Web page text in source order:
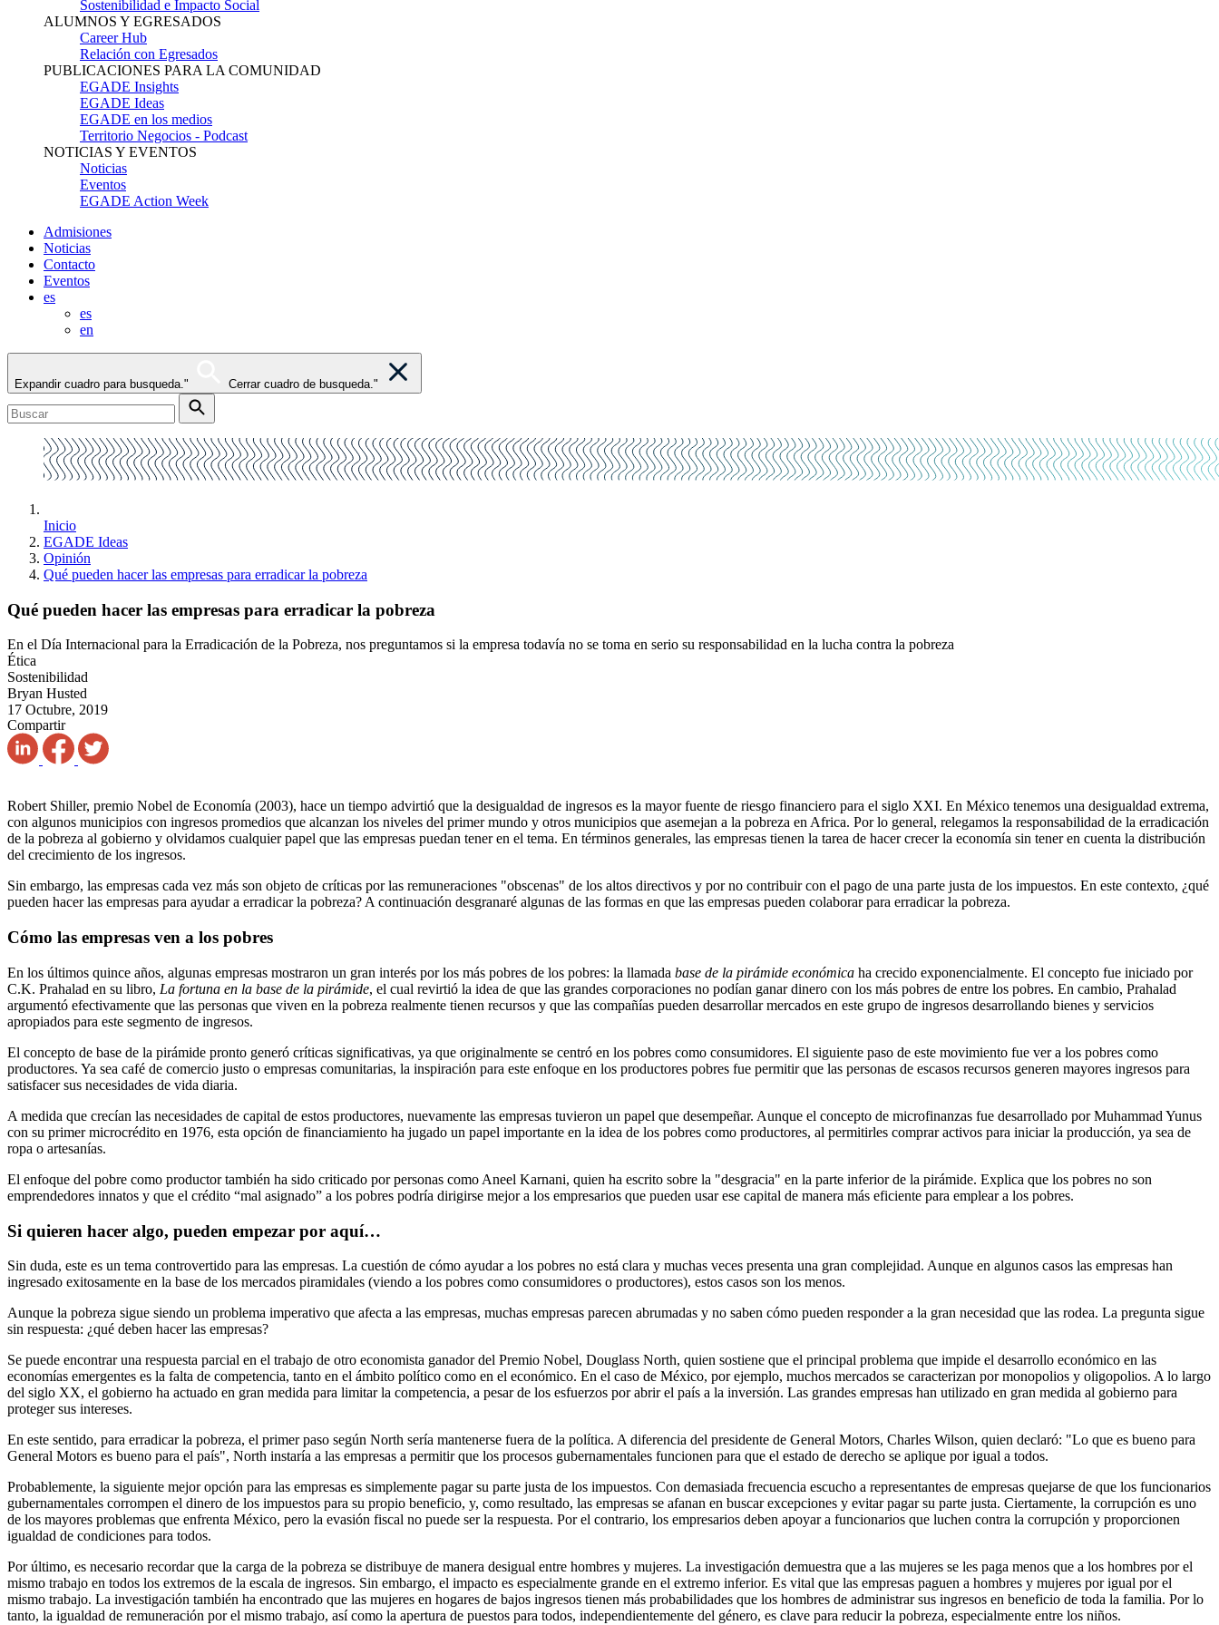
Sostenibilidad e Impacto Social
ALUMNOS Y EGRESADOS
Career Hub
Relación con Egresados
PUBLICACIONES PARA LA COMUNIDAD
EGADE Insights
EGADE Ideas
EGADE en los medios
Territorio Negocios - Podcast
NOTICIAS Y EVENTOS
Noticias
Eventos
EGADE Action Week
Admisiones
Noticias
Contacto
Eventos
es
es
en
Expandir cuadro para busqueda." Cerrar cuadro de busqueda."
Inicio
EGADE Ideas
Opinión
Qué pueden hacer las empresas para erradicar la pobreza
Qué pueden hacer las empresas para erradicar la pobreza
En el Día Internacional para la Erradicación de la Pobreza, nos preguntamos si la empresa todavía no se toma en serio su responsabilidad en la lucha contra la pobreza
Ética
Sostenibilidad
Bryan Husted
17 Octubre, 2019
Compartir
Robert Shiller, premio Nobel de Economía (2003), hace un tiempo advirtió que la desigualdad de ingresos es la mayor fuente de riesgo financiero para el siglo XXI. En México tenemos una desigualdad extrema,
con algunos municipios con ingresos promedios que alcanzan los niveles del primer mundo y otros municipios que asemejan a la pobreza en Africa. Por lo general, relegamos la responsabilidad de la erradicación
de la pobreza al gobierno y olvidamos cualquier papel que las empresas puedan tener en el tema. En términos generales, las empresas tienen la tarea de hacer crecer la economía sin tener en cuenta la distribución
del crecimiento de los ingresos.
Sin embargo, las empresas cada vez más son objeto de críticas por las remuneraciones "obscenas" de los altos directivos y por no contribuir con el pago de una parte justa de los impuestos. En este contexto, ¿qué
pueden hacer las empresas para ayudar a erradicar la pobreza? A continuación desgranaré algunas de las formas en que las empresas pueden colaborar para erradicar la pobreza.
Cómo las empresas ven a los pobres
En los últimos quince años, algunas empresas mostraron un gran interés por los más pobres de los pobres: la llamada base de la pirámide económica ha crecido exponencialmente. El concepto fue iniciado por
C.K. Prahalad en su libro, La fortuna en la base de la pirámide, el cual revirtió la idea de que las grandes corporaciones no podían ganar dinero con los más pobres de entre los pobres. En cambio, Prahalad
argumentó efectivamente que las personas que viven en la pobreza realmente tienen recursos y que las compañías pueden desarrollar mercados en este grupo de ingresos desarrollando bienes y servicios
apropiados para este segmento de ingresos.
El concepto de base de la pirámide pronto generó críticas significativas, ya que originalmente se centró en los pobres como consumidores. El siguiente paso de este movimiento fue ver a los pobres como
productores. Ya sea café de comercio justo o empresas comunitarias, la inspiración para este enfoque en los productores pobres fue permitir que las personas de escasos recursos generen mayores ingresos para
satisfacer sus necesidades de vida diaria.
A medida que crecían las necesidades de capital de estos productores, nuevamente las empresas tuvieron un papel que desempeñar. Aunque el concepto de microfinanzas fue desarrollado por Muhammad Yunus
con su primer microcrédito en 1976, esta opción de financiamiento ha jugado un papel importante en la idea de los pobres como productores, al permitirles comprar activos para iniciar la producción, ya sea de
ropa o artesanías.
El enfoque del pobre como productor también ha sido criticado por personas como Aneel Karnani, quien ha escrito sobre la "desgracia" en la parte inferior de la pirámide. Explica que los pobres no son
emprendedores innatos y que el crédito “mal asignado” a los pobres podría dirigirse mejor a los empresarios que pueden usar ese capital de manera más eficiente para emplear a los pobres.
Si quieren hacer algo, pueden empezar por aquí…
Sin duda, este es un tema controvertido para las empresas. La cuestión de cómo ayudar a los pobres no está clara y muchas veces presenta una gran complejidad. Aunque en algunos casos las empresas han
ingresado exitosamente en la base de los mercados piramidales (viendo a los pobres como consumidores o productores), estos casos son los menos.
Aunque la pobreza sigue siendo un problema imperativo que afecta a las empresas, muchas empresas parecen abrumadas y no saben cómo pueden responder a la gran necesidad que las rodea. La pregunta sigue
sin respuesta: ¿qué deben hacer las empresas?
Se puede encontrar una respuesta parcial en el trabajo de otro economista ganador del Premio Nobel, Douglass North, quien sostiene que el principal problema que impide el desarrollo económico en las
economías emergentes es la falta de competencia, tanto en el ámbito político como en el económico. En el caso de México, por ejemplo, muchos mercados se caracterizan por monopolios y oligopolios. A lo largo
del siglo XX, el gobierno ha actuado en gran medida para limitar la competencia, a pesar de los esfuerzos por abrir el país a la inversión. Las grandes empresas han utilizado en gran medida al gobierno para
proteger sus intereses.
En este sentido, para erradicar la pobreza, el primer paso según North sería mantenerse fuera de la política. A diferencia del presidente de General Motors, Charles Wilson, quien declaró: "Lo que es bueno para
General Motors es bueno para el país", North instaría a las empresas a permitir que los procesos gubernamentales funcionen para que el estado de derecho se aplique por igual a todos.
Probablemente, la siguiente mejor opción para las empresas es simplemente pagar su parte justa de los impuestos. Con demasiada frecuencia escucho a representantes de empresas quejarse de que los funcionarios
gubernamentales corrompen el dinero de los impuestos para su propio beneficio, y, como resultado, las empresas se afanan en buscar excepciones y evitar pagar su parte justa. Ciertamente, la corrupción es uno
de los mayores problemas que enfrenta México, pero la evasión fiscal no puede ser la respuesta. Por el contrario, los empresarios deben apoyar a funcionarios que luchen contra la corrupción y proporcionen
igualdad de condiciones para todos.
Por último, es necesario recordar que la carga de la pobreza se distribuye de manera desigual entre hombres y mujeres. La investigación demuestra que a las mujeres se les paga menos que a los hombres por el
mismo trabajo en todos los extremos de la escala de ingresos. Sin embargo, el impacto es especialmente grande en el extremo inferior. Es vital que las empresas paguen a hombres y mujeres por igual por el
mismo trabajo. La investigación también ha encontrado que las mujeres en hogares de bajos ingresos tienen más probabilidades que los hombres de administrar sus ingresos en beneficio de toda la familia. Por lo
tanto, la igualdad de remuneración por el mismo trabajo, así como la apertura de puestos para todos, independientemente del género, es clave para reducir la pobreza, especialmente entre los niños.